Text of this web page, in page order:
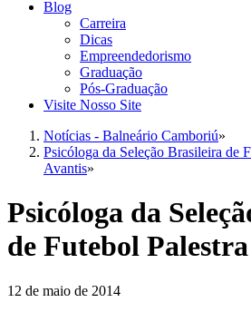
Blog
Carreira
Dicas
Empreendedorismo
Graduação
Pós-Graduação
Visite Nosso Site
Notícias - Balneário Camboriú»
Psicóloga da Seleção Brasileira de
Avantis»
Psicóloga da
de Futebol
12 de maio de 2014